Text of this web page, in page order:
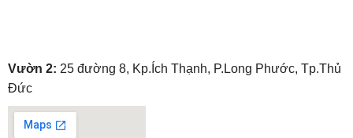
embedgooglemap.net
Vườn 2: 25 đường 8, Kp.Ích Thạnh, P.Long Phước, Tp.Thủ
Đức